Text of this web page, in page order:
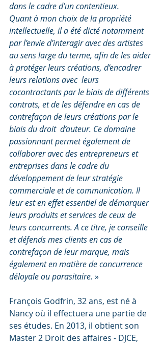
dans le cadre d’un contentieux.
Quant à mon choix de la propriété
intellectuelle, il a été dicté notamment
par l’envie d’interagir avec des artistes
au sens large du terme, afin de les aider
à protéger leurs créations, d’encadrer
leurs relations avec  leurs
cocontractants par le biais de différents
contrats, et de les défendre en cas de
contrefaçon de leurs créations par le
biais du droit  d’auteur. Ce domaine
passionnant permet également de
collaborer avec des entrepreneurs et
entreprises dans le cadre du
développement de leur stratégie
commerciale et de communication. Il
leur est en effet essentiel de démarquer
leurs produits et services de ceux de
leurs concurrents. A ce titre, je conseille
et défends mes clients en cas de
contrefaçon de leur marque, mais
également en matière de concurrence
déloyale ou parasitaire. »
François Godfrin, 32 ans, est né à
Nancy où il effectuera une partie de
ses études. En 2013, il obtient son
Master 2 Droit des affaires - DJCE,